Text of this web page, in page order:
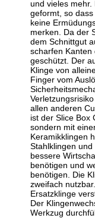
und vieles
geformt, so
keine
merken. Da der
dem Schnittgut
scharfen Kanten
geschützt. Der
Klinge von
Finger vom
allen anderen
ist der Slice Box
sondern mit
Keramikklingen
Stahlklingen
bessere
benötigen und
benötigen. Die
zweifach
Ersatzklinge
Der
Werkzug